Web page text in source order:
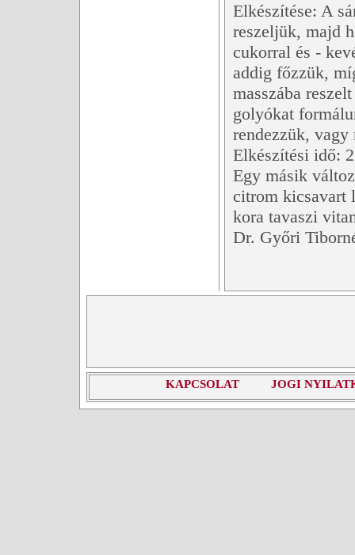
Elkészítése: A
reszeljük, majd
cukorral és -
addig főzzük,
masszába
golyókat
rendezzük,
Elkészítési idő:
Egy másik
citrom kicsavart
kora tavaszi
Dr. Győri
KAPCSOLAT JOGI